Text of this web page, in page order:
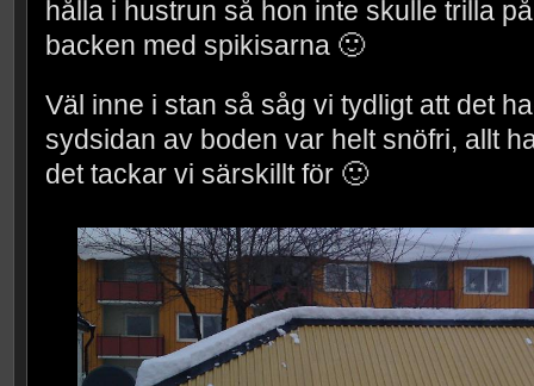
hålla i hustrun så hon inte skulle trilla
backen med spikisarna 🙂
Väl inne i stan så såg vi tydligt att det
sydsidan av boden var helt snöfri, allt
det tackar vi särskillt för 🙂